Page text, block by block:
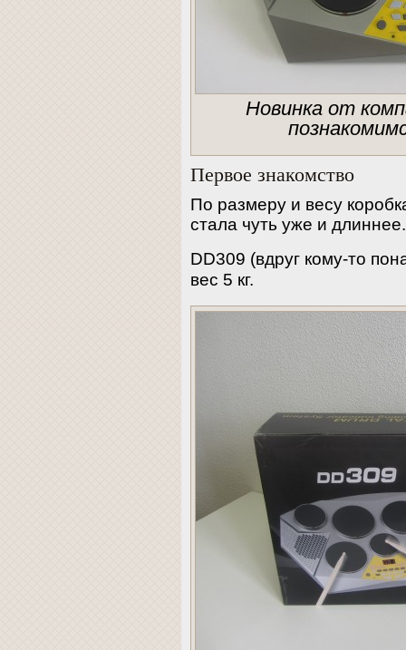
Новинка от
Первое знакомство
По размеру и весу
стала чуть уже и
DD309 (вдруг кому-то
вес 5 кг.